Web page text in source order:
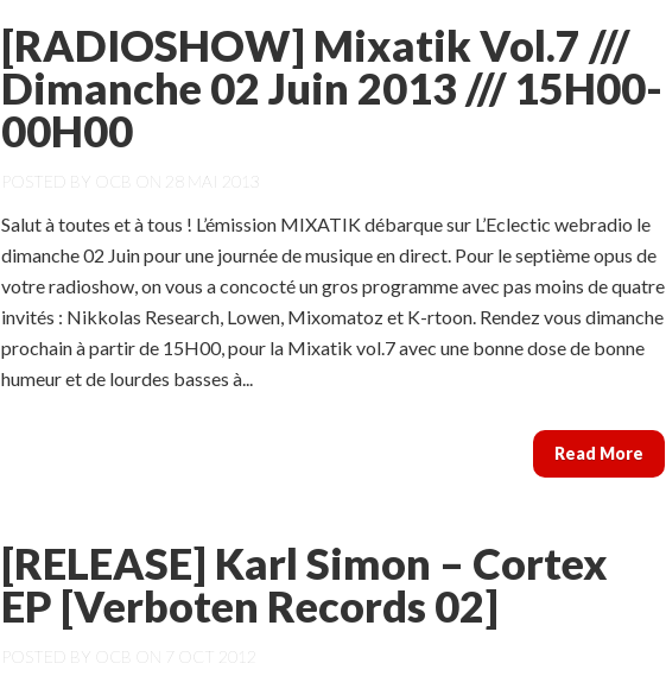
[RADIOSHOW] Mixatik Vol.7 ///
Dimanche 02 Juin 2013 /// 15H00-
00H00
POSTED BY OCB ON 28 MAI 2013
Salut à toutes et à tous ! L’émission MIXATIK débarque sur L’Eclectic webradio le
dimanche 02 Juin pour une journée de musique en direct. Pour le septième opus de
votre radioshow, on vous a concocté un gros programme avec pas moins de quatre
invités : Nikkolas Research, Lowen, Mixomatoz et K-rtoon. Rendez vous dimanche
prochain à partir de 15H00, pour la Mixatik vol.7 avec une bonne dose de bonne
humeur et de lourdes basses à...
Read More
[RELEASE] Karl Simon – Cortex
EP [Verboten Records 02]
POSTED BY OCB ON 7 OCT 2012